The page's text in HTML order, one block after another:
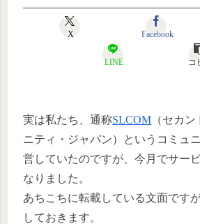
X Facebook
LINE コ
実は私たち、通称SLCOM （セカ
ニティ・ジャパン）というコミュ
営していたのですが、今月でサー
なりました。
あちこちに転載している文面です
しておきます。